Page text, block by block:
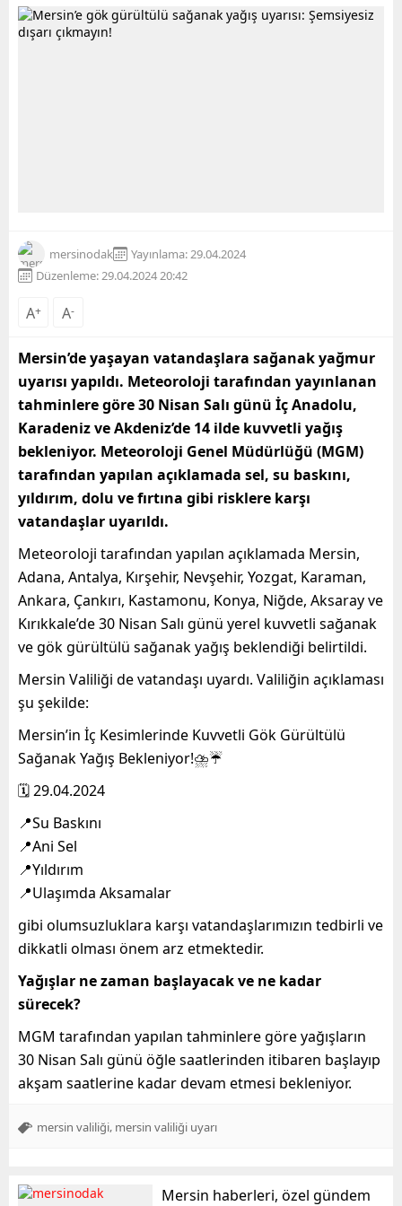
mersinodak
Yayınlama: 29.04.2024
Düzenleme: 29.04.2024 20:42
A+ A-
Mersin’de yaşayan vatandaşlara sağanak yağmur
uyarısı yapıldı. Meteoroloji tarafından yayınlanan
tahminlere göre 30 Nisan Salı günü İç Anadolu,
Karadeniz ve Akdeniz’de 14 ilde kuvvetli yağış
bekleniyor. Meteoroloji Genel Müdürlüğü (MGM)
tarafından yapılan açıklamada sel, su baskını,
yıldırım, dolu ve fırtına gibi risklere karşı
vatandaşlar uyarıldı.
Meteoroloji tarafından yapılan açıklamada Mersin,
Adana, Antalya, Kırşehir, Nevşehir, Yozgat, Karaman,
Ankara, Çankırı, Kastamonu, Konya, Niğde, Aksaray ve
Kırıkkale’de 30 Nisan Salı günü yerel kuvvetli sağanak
ve gök gürültülü sağanak yağış beklendiği belirtildi.
Mersin Valiliği de vatandaşı uyardı. Valiliğin açıklaması
şu şekilde:
Mersin’in İç Kesimlerinde Kuvvetli Gök Gürültülü
Sağanak Yağış Bekleniyor!⛈️☔
🗓️ 29.04.2024
📍Su Baskını
📍Ani Sel
📍Yıldırım
📍Ulaşımda Aksamalar
gibi olumsuzluklara karşı vatandaşlarımızın tedbirli ve
dikkatli olması önem arz etmektedir.
Yağışlar ne zaman başlayacak ve ne kadar
sürecek?
MGM tarafından yapılan tahminlere göre yağışların
30 Nisan Salı günü öğle saatlerinden itibaren başlayıp
akşam saatlerine kadar devam etmesi bekleniyor.
mersin valiliği, mersin valiliği uyarı
Mersin haberleri, özel gündem